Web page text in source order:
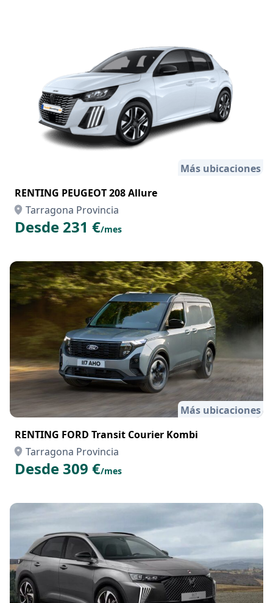
Más ubicaciones
RENTING PEUGEOT 208 Allure
Tarragona Provincia
Desde 231 €/mes
Más ubicaciones
RENTING FORD Transit Courier Kombi
Tarragona Provincia
Desde 309 €/mes